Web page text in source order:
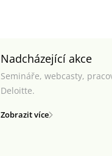
Nadcházející akce
Semináře, webcasty,
Deloitte.
Zobrazit více